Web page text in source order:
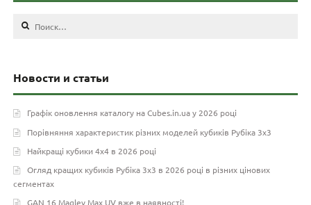
Найти:
Новости и статьи
Графік оновлення каталогу на Cubes.in.ua у 2026 році
Порівняння характеристик різних моделей кубиків Рубіка 3х3
Найкращі кубики 4х4 в 2026 році
Огляд кращих кубиків Рубіка 3х3 в 2026 році в різних цінових
сегментах
GAN 16 Maglev Max UV вже в наявності!